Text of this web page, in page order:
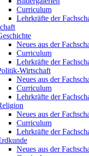
Curriculum
Lehrkräfte der
Neues aus der
Curriculum
Lehrkräfte der
Wirtschaft
Neues aus der
Curriculum
Lehrkräfte der
Neues aus der
Curriculum
Lehrkräfte der
Neues aus der